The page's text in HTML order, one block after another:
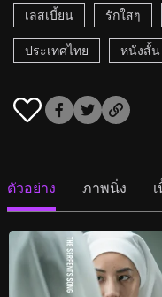
เลสเบี้ยน
รักใสๆ
ประเทศไทย หนังสั้น
ตัวอย่าง ภาพนิ่ง